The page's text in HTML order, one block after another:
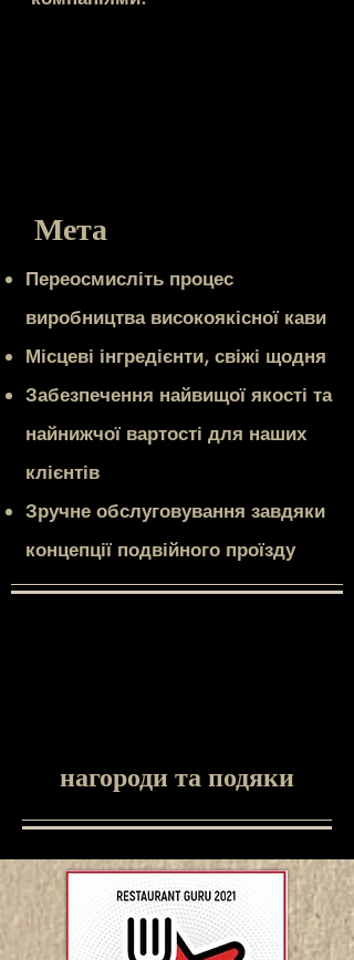
Мета
Переосмисліть процес
виробництва високоякісної кави
Місцеві інгредієнти, свіжі щодня
Забезпечення найвищої якості та
найнижчої вартості для наших
клієнтів
Зручне обслуговування завдяки
концепції подвійного проїзду
нагороди та подяки